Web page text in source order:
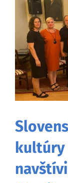
väčší
obrázok
kultúry